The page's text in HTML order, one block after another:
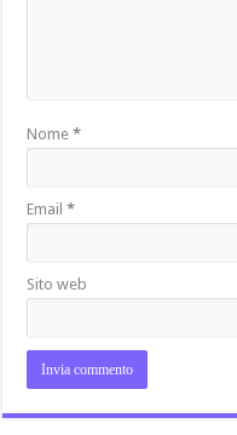
Nome*
Email*
Sito web